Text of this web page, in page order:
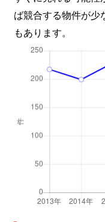
ば競合する物件が少
もあります。